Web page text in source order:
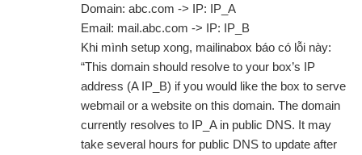
Domain: abc.com -> IP: IP_A
Email: mail.abc.com -> IP: IP_B
Khi mình setup xong, mailinabox báo có lỗi này:
“This domain should resolve to your box’s IP
address (A IP_B) if you would like the box to serve
webmail or a website on this domain. The domain
currently resolves to IP_A in public DNS. It may
take several hours for public DNS to update after